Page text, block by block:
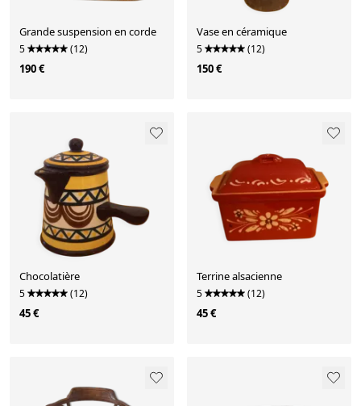
Grande suspension en corde
5 (12)
190 €
Vase en céramique
5 (12)
150 €
Chocolatière
5 (12)
45 €
Terrine alsacienne
5 (12)
45 €